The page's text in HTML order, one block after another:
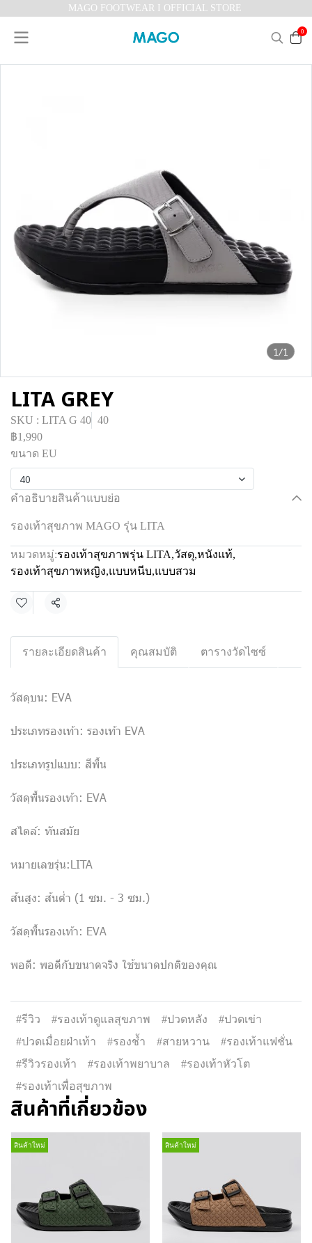
MAGO FOOTWEAR I OFFICIAL STORE
0
1/1
LITA GREY
SKU : LITA G 40 40
฿1,990
ขนาด EU
40
คำอธิบายสินค้าแบบย่อ
รองเท้าสุขภาพ MAGO รุ่น LITA
หมวดหมู่:รองเท้าสุขภาพรุ่น LITA,วัสดุ,หนังแท้,
รองเท้าสุขภาพหญิง,แบบหนีบ,แบบสวม
แชร์
รายละเอียดสินค้า คุณสมบัติ ตารางวัดไซซ์
วัสดุบน: EVA
ประเภทรองเท้า: รองเท้า EVA
ประเภทรูปแบบ: สีพื้น
วัสดุพื้นรองเท้า: EVA
สไตล์: ทันสมัย
หมายเลขรุ่น:LITA
ส้นสูง: ส้นต่ำ (1 ซม. - 3 ซม.)
วัสดุพื้นรองเท้า: EVA
พอดี: พอดีกับขนาดจริง ใช้ขนาดปกติของคุณ
#รีวิว #รองเท้าดูแลสุขภาพ #ปวดหลัง
#ปวดเข่า
#ปวดเมื่อยฝ่าเท้า
#รองช้ำ #สายหวาน
#รองเท้าแฟชั่น
#รีวิวรองเท้า
#รองเท้าพยาบาล
#รองเท้าหัวโต
#รองเท้าเพื่อสุขภาพ
สินค้าที่เกี่ยวข้อง
สินค้าใหม่ สินค้าใหม่